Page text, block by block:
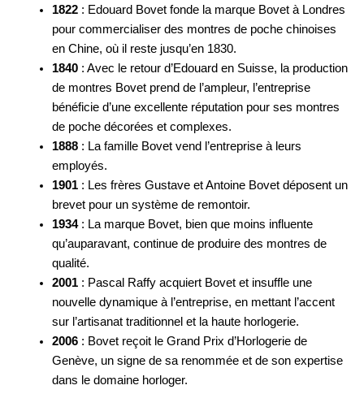
1822: Edouard Bovet fonde la marque Bovet à Londres
pour commercialiser des montres de poche chinoises
en Chine, où il reste jusqu’en 1830.
1840: Avec le retour d’Edouard en Suisse, la production
de montres Bovet prend de l’ampleur, l’entreprise
bénéficie d’une excellente réputation pour ses montres
de poche décorées et complexes.
1888: La famille Bovet vend l’entreprise à leurs
employés.
1901: Les frères Gustave et Antoine Bovet déposent un
brevet pour un système de remontoir.
1934: La marque Bovet, bien que moins influente
qu’auparavant, continue de produire des montres de
qualité.
2001: Pascal Raffy acquiert Bovet et insuffle une
nouvelle dynamique à l’entreprise, en mettant l’accent
sur l’artisanat traditionnel et la haute horlogerie.
2006: Bovet reçoit le Grand Prix d’Horlogerie de
Genève, un signe de sa renommée et de son expertise
dans le domaine horloger.